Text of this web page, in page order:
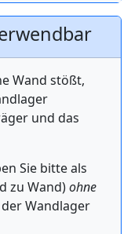
Wand stößt,
und das
Sie bitte als
zu Wand)ohne
Wandlager